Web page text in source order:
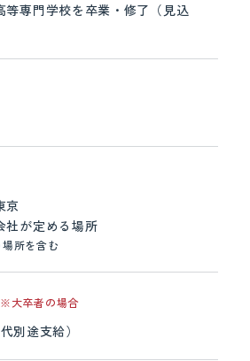
等専門学校を卒業・修了（見込
京
社が定める場所
所を含む
※大卒者の場合
別途支給）